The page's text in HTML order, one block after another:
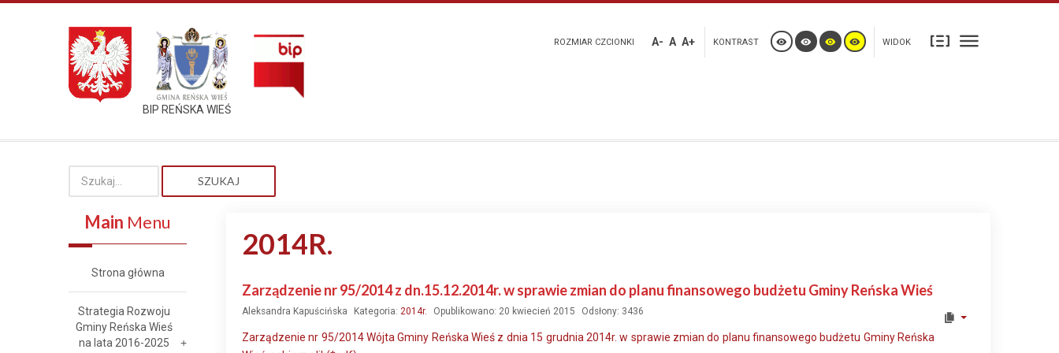
BIP REŃSKA WIEŚ
ROZMIAR CZCIONKI A- A A+ KONTRAST WIDOK
SZUKAJ
2014R.
Zarządzenie nr 95/2014 z dn.15.12.2014r. w sprawie zmian do planu finansowego budżetu Gminy Reńska Wieś
Aleksandra Kapuścińska Kategoria: 2014r. Opublikowano: 20 kwiecień 2015 Odsłony: 3436
Zarządzenie nr 95/2014 Wójta Gminy Reńska Wieś z dnia 15 grudnia 2014r. w sprawie zmian do planu finansowego budżetu Gminy Reńska
Main Menu
Strona główna
Strategia Rozwoju
Gminy Reńska Wieś
na lata 2016-2025